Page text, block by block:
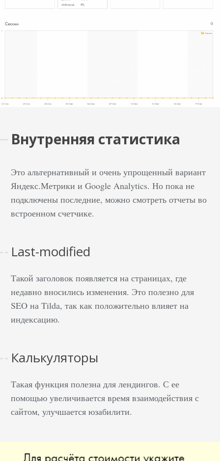
Внутренняя статистика
Это альтернативный и очень упрощенный вариант
Яндекс.Метрики и Google Analytics. Но пока не
подключены последние, можно смотреть отчеты во
встроенном счетчике.
Last-modified
Такой заголовок появляется на страницах, где
недавно вносились изменения. Это полезно для
SEO на Tilda, так как положительно влияет на
индексацию.
Калькуляторы
Такая функция полезна для лендингов. С ее
помощью увеличивается время взаимодействия с
сайтом, улучшается юзабилити.